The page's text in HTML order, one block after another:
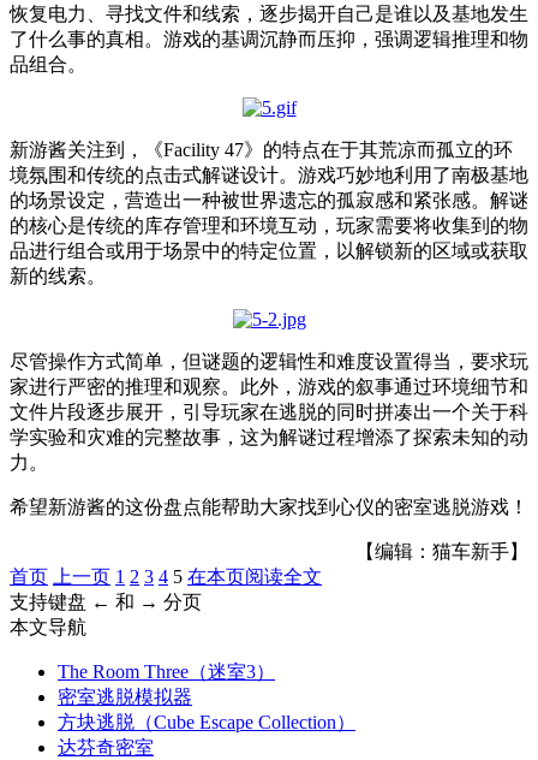
恢复电力、寻找文件和线索，逐步揭开自己是谁以及基地发生
了什么事的真相。游戏的基调沉静而压抑，强调逻辑推理和物
品组合。
新游酱关注到，《Facility 47》的特点在于其荒凉而孤立的环
境氛围和传统的点击式解谜设计。游戏巧妙地利用了南极基地
的场景设定，营造出一种被世界遗忘的孤寂感和紧张感。解谜
的核心是传统的库存管理和环境互动，玩家需要将收集到的物
品进行组合或用于场景中的特定位置，以解锁新的区域或获取
新的线索。
尽管操作方式简单，但谜题的逻辑性和难度设置得当，要求玩
家进行严密的推理和观察。此外，游戏的叙事通过环境细节和
文件片段逐步展开，引导玩家在逃脱的同时拼凑出一个关于科
学实验和灾难的完整故事，这为解谜过程增添了探索未知的动
力。
希望新游酱的这份盘点能帮助大家找到心仪的密室逃脱游戏！
【编辑：猫车新手】
首页
上一页 1 2 3 4 5 在本页阅读全文
支持键盘 ← 和 → 分页
本文导航
The Room Three（迷室3）
密室逃脱模拟器
方块逃脱（Cube Escape Collection）
达芬奇密室